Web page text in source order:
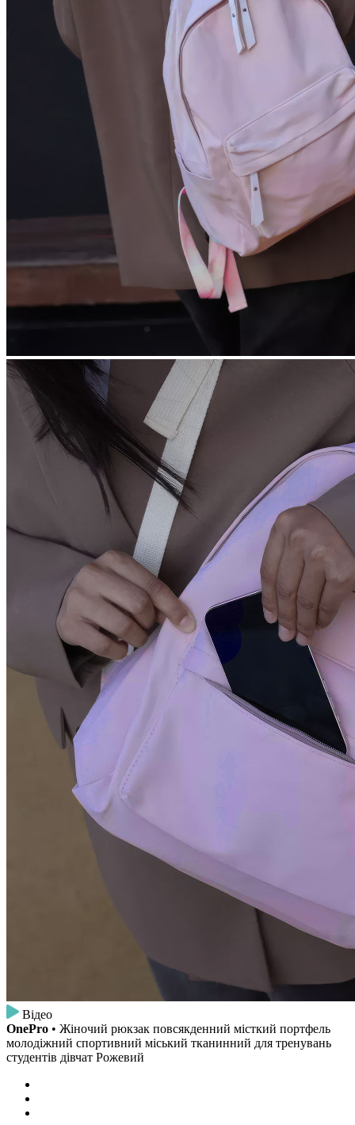
Відео
OnePro • Жіночий рюкзак повсякденний місткий портфель
молодіжний спортивний міський тканинний для тренувань
студентів дівчат Рожевий